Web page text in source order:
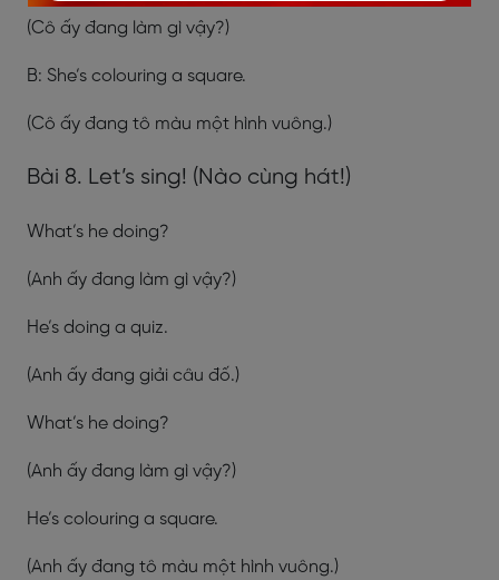
(Cô ấy đang làm gì vậy?)
B: She’s colouring a square.
(Cô ấy đang tô màu một hình vuông.)
Bài 8. Let’s sing! (Nào cùng hát!)
What’s he doing?
(Anh ấy đang làm gì vậy?)
He’s doing a quiz.
(Anh ấy đang giải câu đố.)
What’s he doing?
(Anh ấy đang làm gì vậy?)
He’s colouring a square.
(Anh ấy đang tô màu một hình vuông.)